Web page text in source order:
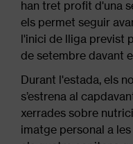
han tret profit d'una
els permet seguir
l'inici de lliga previst
de setembre davant
Durant l'estada, els
s’estrena al
xerrades sobre
imatge personal a